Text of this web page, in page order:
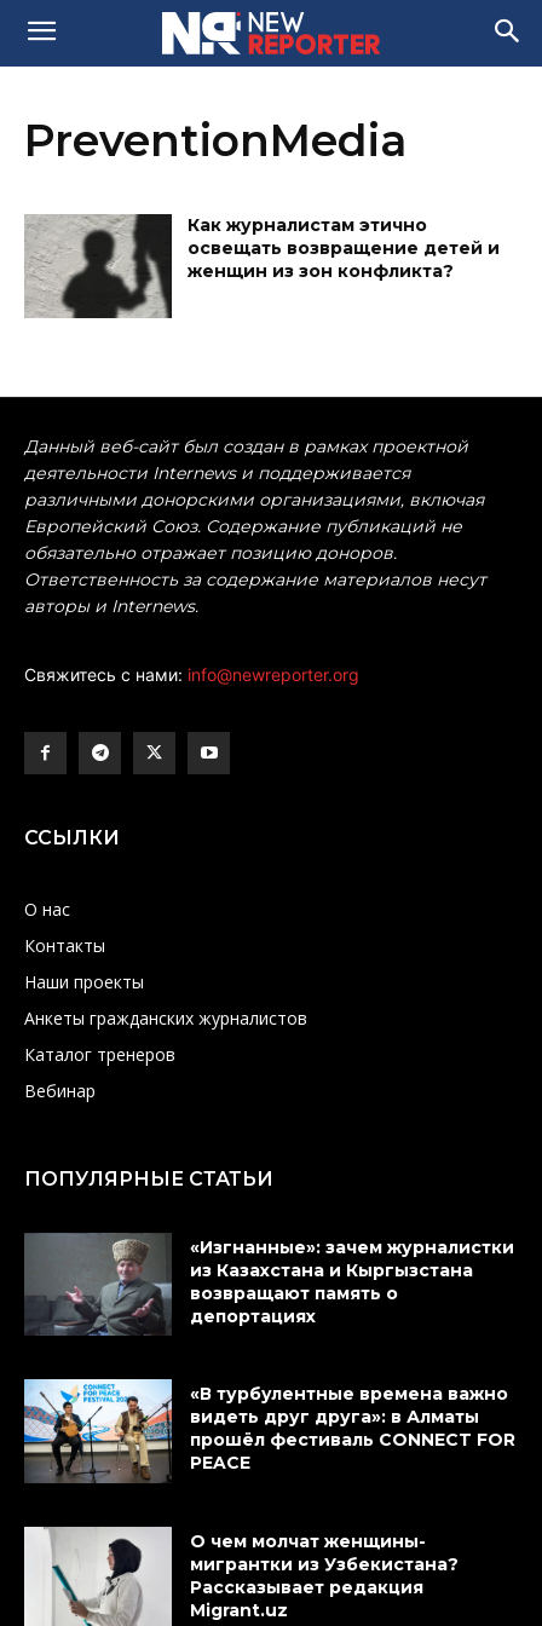
PreventionMedia
Как журналистам этично
освещать возвращение детей и
женщин из зон конфликта?
Данный веб-сайт был создан в рамках проектной
деятельности Internews и поддерживается
различными донорскими организациями, включая
Европейский Союз. Содержание публикаций не
обязательно отражает позицию доноров.
Ответственность за содержание материалов несут
авторы и Internews.
Свяжитесь с нами: info@newreporter.org
ССЫЛКИ
О нас
Контакты
Наши проекты
Анкеты гражданских журналистов
Каталог тренеров
Вебинар
ПОПУЛЯРНЫЕ СТАТЬИ
«Изгнанные»: зачем журналистки
из Казахстана и Кыргызстана
возвращают память о
депортациях
«В турбулентные времена важно
видеть друг друга»: в Алматы
прошёл фестиваль CONNECT FOR
PEACE
О чем молчат женщины-
мигрантки из Узбекистана?
Рассказывает редакция
Migrant.uz